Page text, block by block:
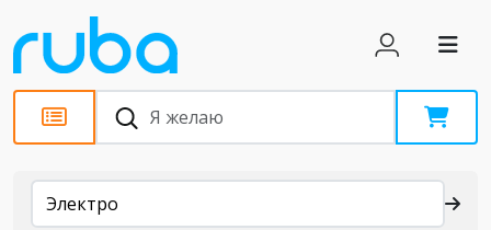
Каталог
Электро